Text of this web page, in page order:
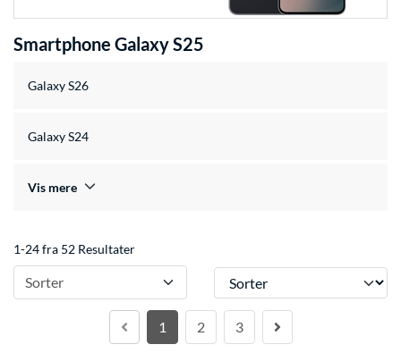
Smartphone Galaxy S25
Galaxy S26
Galaxy S24
Vis mere
1-24 fra 52 Resultater
Sorter Sorter
1 2 3